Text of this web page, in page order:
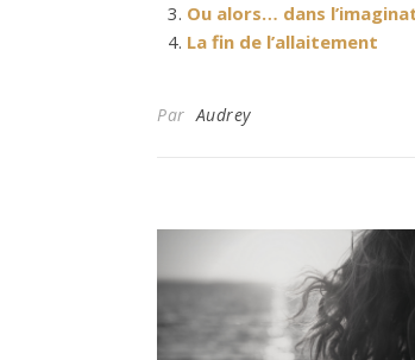
Ou alors… dans
La fin de l’allaitement
ParAudrey